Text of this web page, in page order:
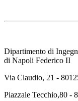
Dipartimento di
di Napoli Federico II
Via Claudio, 21 -
Piazzale Tecchio,80 -